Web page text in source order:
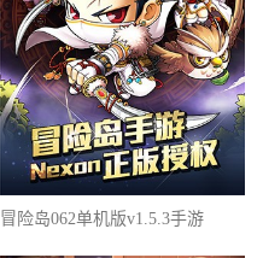
冒险岛062单机版v1.5.3手游